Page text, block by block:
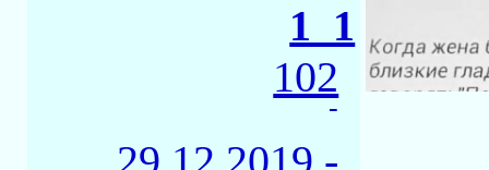
1_1
102
-